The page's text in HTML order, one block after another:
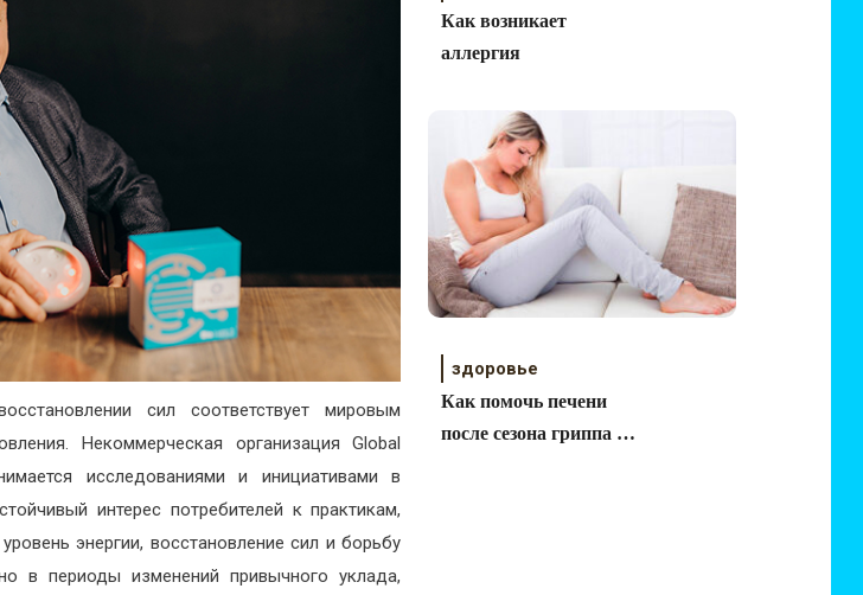
сил соответствует мировым
Некоммерческая организация Global
исследованиями и инициативами в
интерес потребителей к практикам,
энергии, восстановление сил и борьбу
в периоды изменений привычного уклада,
Как возникает
аллергия
здоровье
Как помочь печени
после сезона гриппа и